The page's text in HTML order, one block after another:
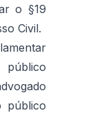
o §19
Civil.
público